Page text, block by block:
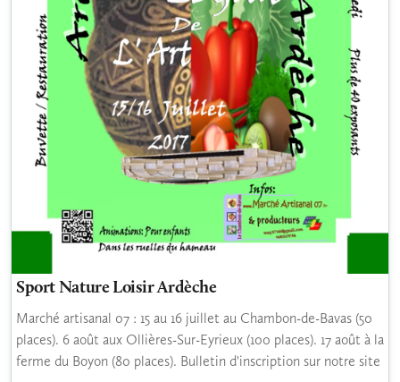
Sport Nature Loisir Ardèche
Marché artisanal 07 : 15 au 16 juillet au Chambon-de-Bavas (50
places). 6 août aux Ollières-Sur-Eyrieux (100 places). 17 août à la
ferme du Boyon (80 places). Bulletin d'inscription sur notre site